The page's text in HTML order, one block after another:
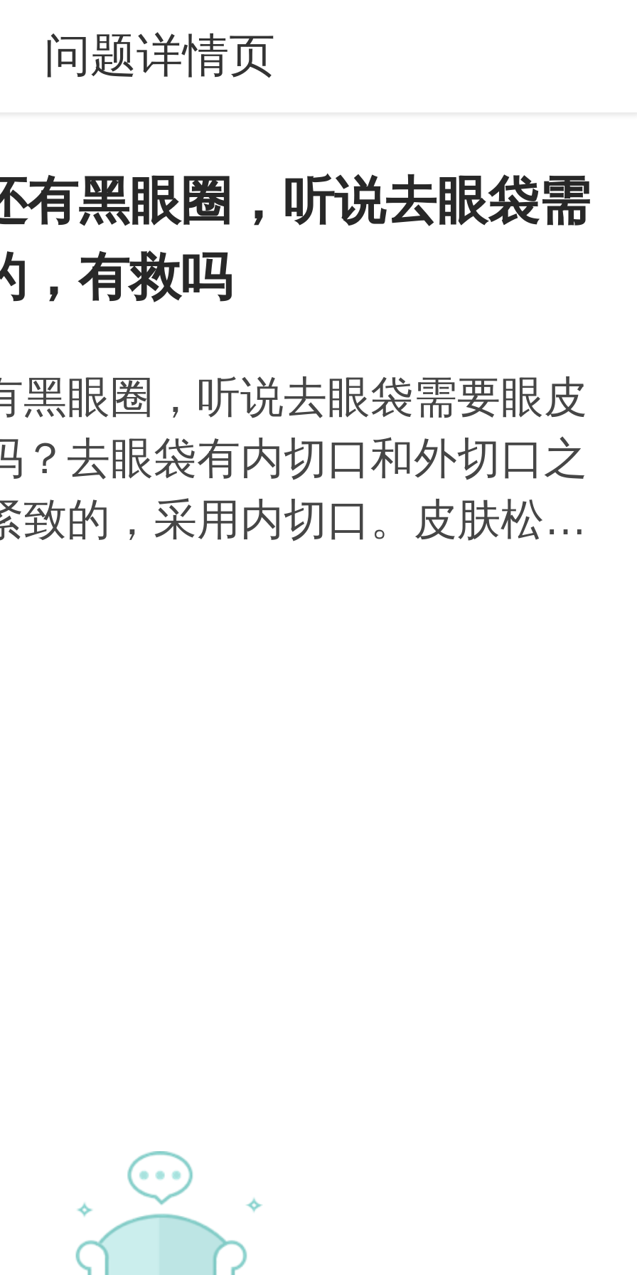
问题详情页
有黑眼圈，听说去眼袋需
，有救吗
黑眼圈，听说去眼袋需要眼皮
？去眼袋有内切口和外切口之
致的，采用内切口。皮肤松弛